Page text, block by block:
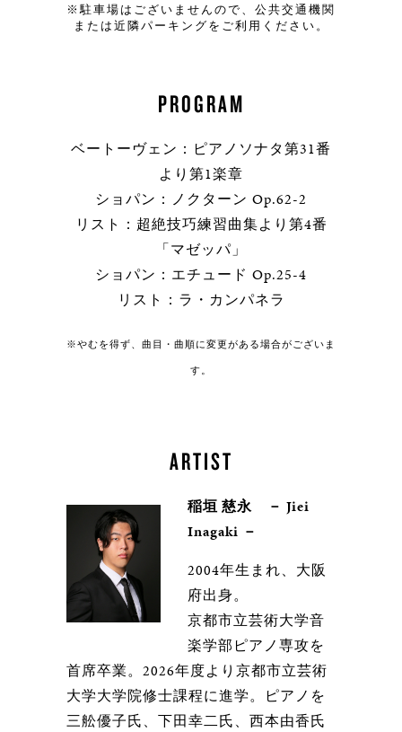
※駐車場はございませんので、公共交通機関
または近隣パーキングをご利用ください。
PROGRAM
ベートーヴェン：ピアノソナタ第31番
より第1楽章
ショパン：ノクターン Op.62-2
リスト：超絶技巧練習曲集より第4番
「マゼッパ」
ショパン：エチュード Op.25-4
リスト：ラ・カンパネラ
※やむを得ず、曲目・曲順に変更がある場合がございま
す。
ARTIST
稲垣 慈永 － Jiei
Inagaki －
2004年生まれ、大阪
府出身。
京都市立芸術大学音
楽学部ピアノ専攻を
首席卒業。2026年度より京都市立芸術
大学大学院修士課程に進学。ピアノを
三舩優子氏、下田幸二氏、西本由香氏